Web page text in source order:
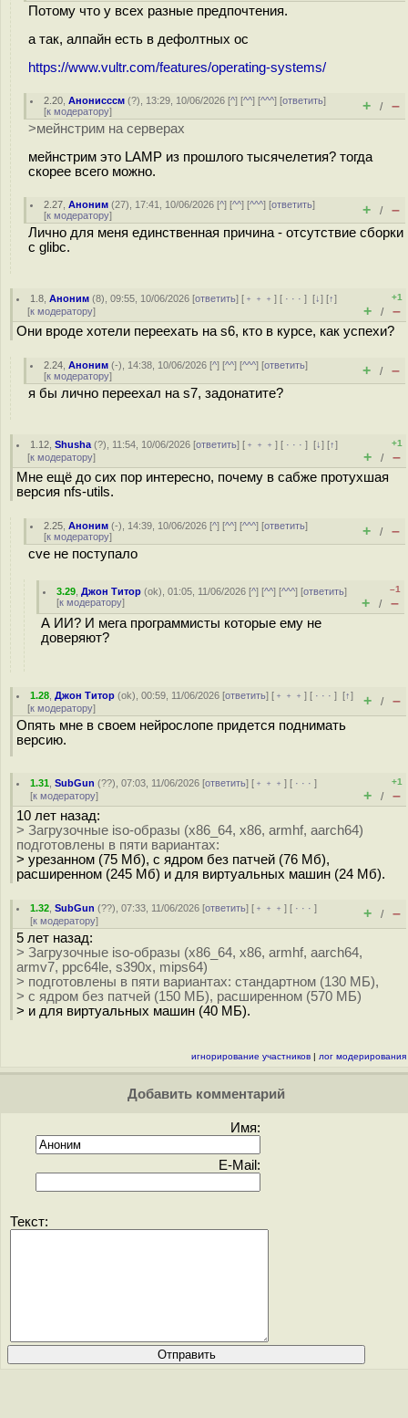
Потому что у всех разные предпочтения.
а так, алпайн есть в дефолтных ос
https://www.vultr.com/features/operating-systems/
2.20 ,Анонисссм (?), 13:29, 10/06/2026 [^] [^^] [^^^] [ответить]
[к модератору] + / –
>мейнстрим на серверах
мейнстрим это LAMP из прошлого тысячелетия? тогда
скорее всего можно.
2.27 ,Аноним (27), 17:41, 10/06/2026 [^] [^^] [^^^] [ответить]
[к модератору] + / –
Лично для меня единственная причина - отсутствие сборки
с glibc.
1.8 ,Аноним (8), 09:55, 10/06/2026 [ответить] [ ﹢﹢﹢] [ · · ·][↓] [↑]
[к модератору]
+1
+ / –
Они вроде хотели переехать на s6, кто в курсе, как успехи?
2.24 ,Аноним (-), 14:38, 10/06/2026 [^] [^^] [^^^] [ответить]
[к модератору] + / –
я бы лично переехал на s7, задонатите?
1.12 ,Shusha (?), 11:54, 10/06/2026 [ответить] [ ﹢﹢﹢] [ · · ·][↓] [↑]
[к модератору]
+1
+ / –
Мне ещё до сих пор интересно, почему в сабже протухшая
версия nfs-utils.
2.25 ,Аноним (-), 14:39, 10/06/2026 [^] [^^] [^^^] [ответить]
[к модератору] + / –
cve не поступало
3.29 ,Джон Титор (ok), 01:05, 11/06/2026 [^] [^^] [^^^] [ответить]
[к модератору]
–1
+ / –
А ИИ? И мега программисты которые ему не
доверяют?
1.28 ,Джон Титор (ok), 00:59, 11/06/2026 [ответить] [ ﹢﹢﹢] [ · · ·][↑]
[к модератору] + / –
Опять мне в своем нейрослопе придется поднимать
версию.
1.31 ,SubGun (??), 07:03, 11/06/2026 [ответить] [ ﹢﹢﹢] [ · · ·]
[к модератору]
+1
+ / –
10 лет назад:
> Загрузочные iso-образы (x86_64, x86, armhf, aarch64)
подготовлены в пяти вариантах:
> урезанном (75 Мб), с ядром без патчей (76 Мб),
расширенном (245 Мб) и для виртуальных машин (24 Мб).
1.32 ,SubGun (??), 07:33, 11/06/2026 [ответить] [ ﹢﹢﹢] [ · · ·]
[к модератору] + / –
5 лет назад:
> Загрузочные iso-образы (x86_64, x86, armhf, aarch64,
armv7, ppc64le, s390x, mips64)
> подготовлены в пяти вариантах: стандартном (130 МБ),
> с ядром без патчей (150 МБ), расширенном (570 МБ)
> и для виртуальных машин (40 МБ).
игнорирование участников | лог модерирования
Добавить комментарий
Имя:
E-Mail:
Текст: